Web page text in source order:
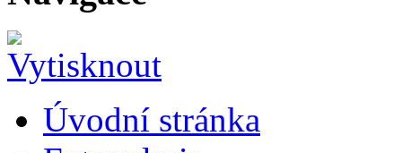
Úvodní stránka